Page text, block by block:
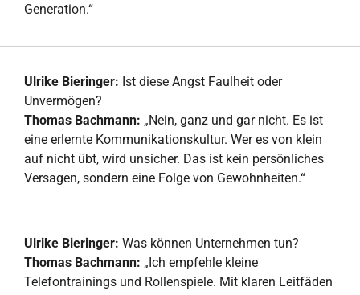
Generation.“
Ulrike Bieringer: Ist diese Angst Faulheit oder
Unvermögen?
Thomas Bachmann: „Nein, ganz und gar nicht. Es ist
eine erlernte Kommunikationskultur. Wer es von klein
auf nicht übt, wird unsicher. Das ist kein persönliches
Versagen, sondern eine Folge von Gewohnheiten.“
Ulrike Bieringer: Was können Unternehmen tun?
Thomas Bachmann: „Ich empfehle kleine
Telefontrainings und Rollenspiele. Mit klaren Leitfäden